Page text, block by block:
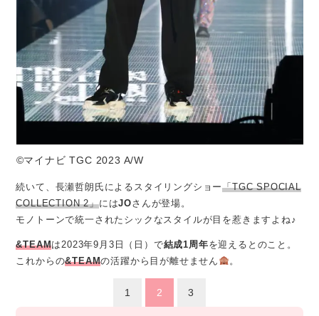
©マイナビ TGC 2023 A/W
続いて、長瀬哲朗氏によるスタイリングショー「TGC SPOCIAL
COLLECTION 2」にはJOさんが登場。
モノトーンで統一されたシックなスタイルが目を惹きますよね♪
&TEAMは2023年9月3日（日）で結成1周年を迎えるとのこと。
これからの&TEAMの活躍から目が離せません 。
1 2 3